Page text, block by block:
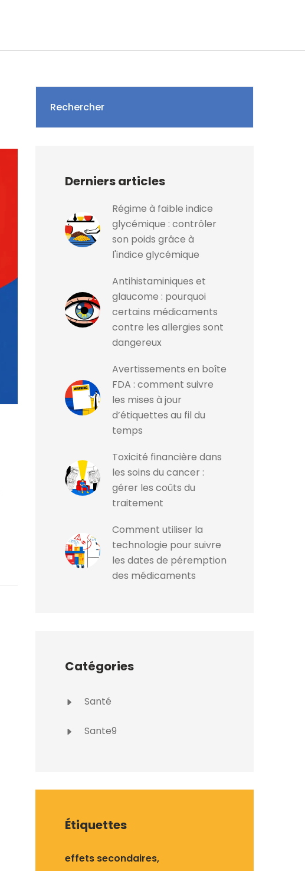
Rechercher
Derniers articles
Régime à faible indice
glycémique : contrôler
son poids grâce à
l'indice glycémique
Antihistaminiques et
glaucome : pourquoi
certains médicaments
contre les allergies sont
dangereux
Avertissements en boîte
FDA : comment suivre
les mises à jour
d’étiquettes au fil du
temps
Toxicité financière dans
les soins du cancer :
gérer les coûts du
traitement
Comment utiliser la
technologie pour suivre
les dates de péremption
des médicaments
Catégories
Santé
Sante9
Étiquettes
effets secondaires